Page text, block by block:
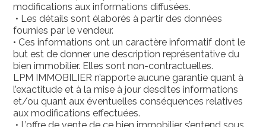
modifications aux informations diffusées.
• Les détails sont élaborés à partir des données
fournies par le vendeur.
• Ces informations ont un caractère informatif dont le
but est de donner une description représentative du
bien immobilier. Elles sont non-contractuelles.
LPM IMMOBILIER n’apporte aucune garantie quant à
l’exactitude et à la mise à jour desdites informations
et/ou quant aux éventuelles conséquences relatives
aux modifications effectuées.